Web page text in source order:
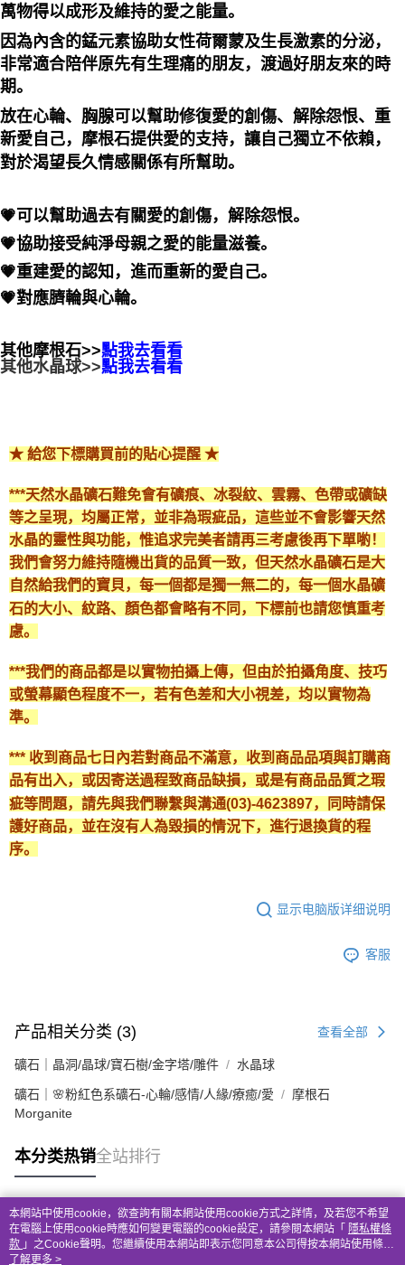
萬物得以成形及維持的愛之能量。
因為內含的錳元素協助女性荷爾蒙及生長激素的分泌，
非常適合陪伴原先有生理痛的朋友，渡過好朋友來的時
期。
放在心輪、胸腺可以幫助修復愛的創傷、解除怨恨、重
新愛自己，摩根石提供愛的支持，讓自己獨立不依賴，
對於渴望長久情感關係有所幫助。
💗可以幫助過去有關愛的創傷，解除怨恨。
💗協助接受純淨母親之愛的能量滋養。
💗重建愛的認知，進而重新的愛自己。
💗對應臍輪與心輪。
其他摩根石>>點我去看看
其他水晶球>>點我去看看
★ 給您下標購買前的貼心提醒 ★
***天然水晶礦石難免會有礦痕、冰裂紋、雲霧、色帶或礦缺
等之呈現，均屬正常，並非為瑕疵品，這些並不會影響天然
水晶的靈性與功能，惟追求完美者請再三考慮後再下單喲！
我們會努力維持隨機出貨的品質一致，但天然水晶礦石是大
自然給我們的寶貝，每一個都是獨一無二的，每一個水晶礦
石的大小、紋路、顏色都會略有不同，下標前也請您慎重考
慮。
***我們的商品都是以實物拍攝上傳，但由於拍攝角度、技巧
或螢幕顯色程度不一，若有色差和大小視差，均以實物為
準。
*** 收到商品七日內若對商品不滿意，收到商品品項與訂購商
品有出入，或因寄送過程致商品缺損，或是有商品品質之瑕
疵等問題，請先與我們聯繫與溝通(03)-4623897，同時請保
護好商品，並在沒有人為毀損的情況下，進行退換貨的程
序。
显示电脑版详细说明
客服
产品相关分类 (3) 查看全部
礦石｜晶洞/晶球/寶石樹/金字塔/雕件 水晶球
礦石｜🌸粉紅色系礦石-心輪/感情/人緣/療癒/愛
摩根石
Morganite
本分类热销全站排行
热门标签
本網站中使用cookie，欲查詢有關本網站使用cookie方式之詳情，及若您不希望
在電腦上使用cookie時應如何變更電腦的cookie設定，請參閱本網站「 隱私權條
款 」之Cookie聲明。您繼續使用本網站即表示您同意本公司得按本網站使用條款
之Cookie聲明使用cookie。
了解更多 >